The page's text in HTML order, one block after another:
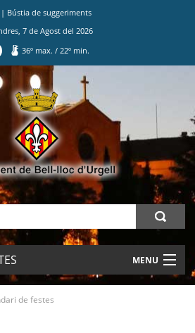
| Bústia de suggeriments
7 de Agost del 2026
36º max./ 22º min.
MENU
de festes